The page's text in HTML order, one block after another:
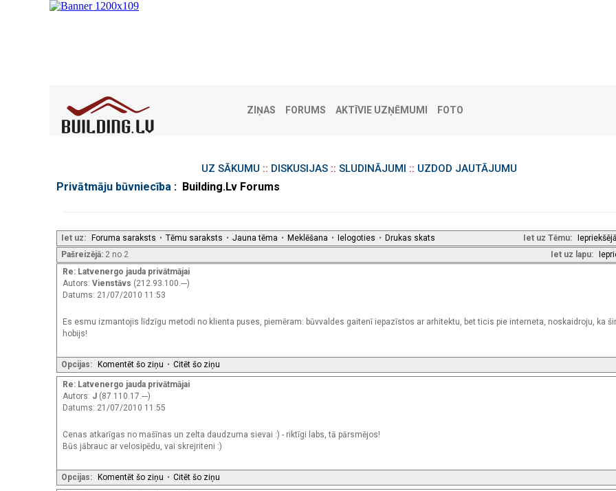
ZIŅAS FORUMS AKTĪVIE UZŅĒMUMI FOTO
UZ SĀKUMU :: DISKUSIJAS:: SLUDINĀJUMI :: UZDOD JAUTĀJUMU
Privātmāju būvniecība : Building.Lv Forums
Iet uz Tēmu: Iepriekšējā
Iet uz: Foruma saraksts • Tēmu saraksts • Jauna tēma • Meklēšana • Ielogoties • Drukas skats
Iet uz lapu:
Pašreizējā: 2 no 2
Re: Latvenergo jauda privātmājai
Autors: Vienstāvs (212.93.100.---)
Datums: 21/07/2010 11:53
Es esmu izmantojis līdzīgu metodi no klienta puses, piemēram: būvvaldes gaitenī iepazīstos ar arhitektu, bet ticis pie interneta, noskaidroju, ka
hobijs!
Opcijas: Komentēt šo ziņu • Citēt šo ziņu
Re: Latvenergo jauda privātmājai
Autors: J (87.110.17.---)
Datums: 21/07/2010 11:55
Cenas atkarīgas no mašīnas un zelta daudzuma sievai :) - riktīgi labs, tā pārsmējos!
Būs jābrauc ar velosipēdu, vai skrejriteni :)
Opcijas: Komentēt šo ziņu • Citēt šo ziņu